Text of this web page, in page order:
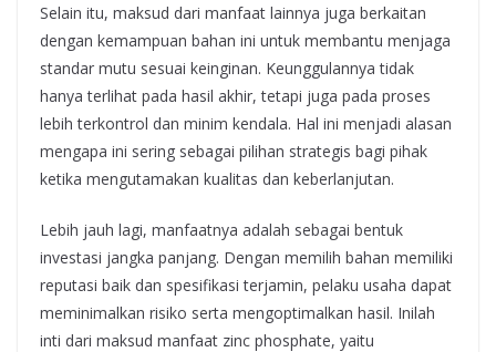
Selain itu, maksud dari manfaat lainnya juga berkaitan
dengan kemampuan bahan ini untuk membantu menjaga
standar mutu sesuai keinginan. Keunggulannya tidak
hanya terlihat pada hasil akhir, tetapi juga pada proses
lebih terkontrol dan minim kendala. Hal ini menjadi alasan
mengapa ini sering sebagai pilihan strategis bagi pihak
ketika mengutamakan kualitas dan keberlanjutan.
Lebih jauh lagi, manfaatnya adalah sebagai bentuk
investasi jangka panjang. Dengan memilih bahan memiliki
reputasi baik dan spesifikasi terjamin, pelaku usaha dapat
meminimalkan risiko serta mengoptimalkan hasil. Inilah
inti dari maksud manfaat zinc phosphate, yaitu